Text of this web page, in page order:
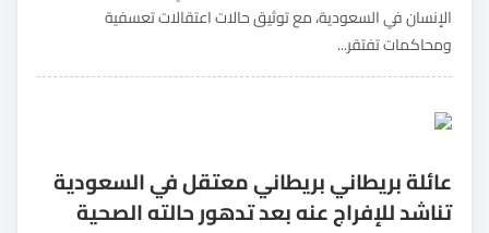
الإنسان في السعودية، مع توثيق حالات اعتقالات تعسفية
ومحاكمات تفتقر...
عائلة بريطاني بريطاني معتقل في السعودية
تناشد للإفراج عنه بعد تدهور حالته الصحية